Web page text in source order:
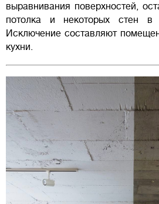
выравнивания поверхностей,
потолка и некоторых стен в
Исключение составляют
кухни.